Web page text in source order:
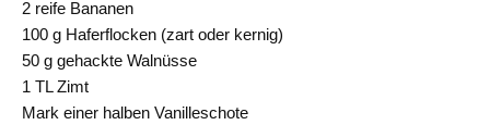
2 reife Bananen
100 g Haferflocken (zart oder kernig)
50 g gehackte Walnüsse
1 TL Zimt
Mark einer halben Vanilleschote